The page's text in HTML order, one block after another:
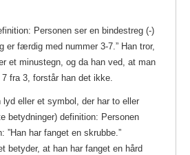
Personen ser en bindestreg (-)
er færdig med nummer 3-7.” Han tror,
et minustegn, og da han ved, at man
fra 3, forstår han det ikke.
lyd eller et symbol, der har to eller
betydninger) definition: Personen
har fanget en skrubbe.”
betyder, at han har fanget en hård